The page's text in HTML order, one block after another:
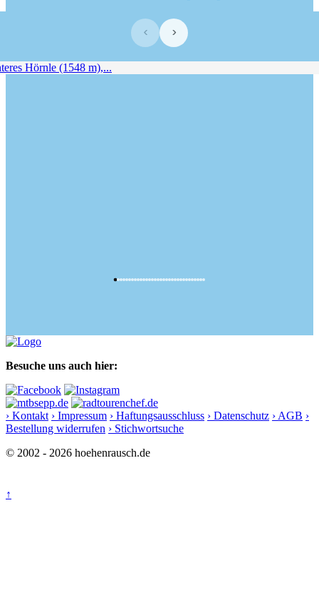
‹ ›
Besuche uns auch hier:
› Kontakt › Impressum › Haftungsausschluss › Datenschutz › AGB ›
Bestellung widerrufen › Stichwortsuche
© 2002 - 2026 hoehenrausch.de
↑